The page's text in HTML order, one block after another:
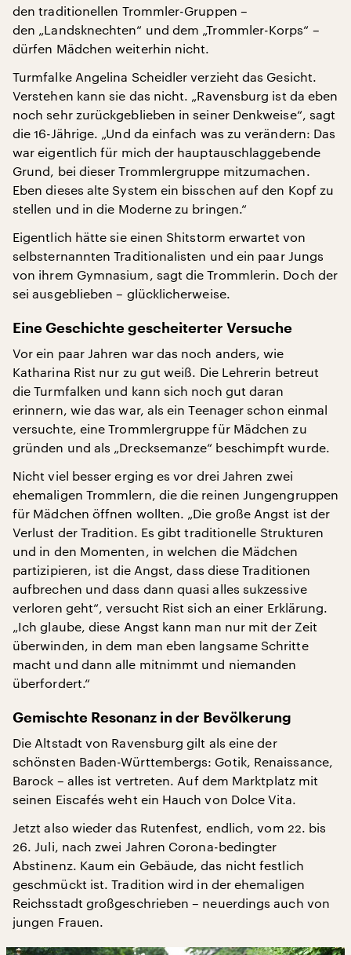
den traditionellen Trommler-Gruppen –
den „Landsknechten“ und dem „Trommler-Korps“ –
dürfen Mädchen weiterhin nicht.
Turmfalke Angelina Scheidler verzieht das Gesicht.
Verstehen kann sie das nicht. „Ravensburg ist da eben
noch sehr zurückgeblieben in seiner Denkweise“, sagt
die 16-Jährige. „Und da einfach was zu verändern: Das
war eigentlich für mich der hauptauschlaggebende
Grund, bei dieser Trommlergruppe mitzumachen.
Eben dieses alte System ein bisschen auf den Kopf zu
stellen und in die Moderne zu bringen.“
Eigentlich hätte sie einen Shitstorm erwartet von
selbsternannten Traditionalisten und ein paar Jungs
von ihrem Gymnasium, sagt die Trommlerin. Doch der
sei ausgeblieben – glücklicherweise.
Eine Geschichte gescheiterter Versuche
Vor ein paar Jahren war das noch anders, wie
Katharina Rist nur zu gut weiß. Die Lehrerin betreut
die Turmfalken und kann sich noch gut daran
erinnern, wie das war, als ein Teenager schon einmal
versuchte, eine Trommlergruppe für Mädchen zu
gründen und als „Drecksemanze“ beschimpft wurde.
Nicht viel besser erging es vor drei Jahren zwei
ehemaligen Trommlern, die die reinen Jungengruppen
für Mädchen öffnen wollten. „Die große Angst ist der
Verlust der Tradition. Es gibt traditionelle Strukturen
und in den Momenten, in welchen die Mädchen
partizipieren, ist die Angst, dass diese Traditionen
aufbrechen und dass dann quasi alles sukzessive
verloren geht“, versucht Rist sich an einer Erklärung.
„Ich glaube, diese Angst kann man nur mit der Zeit
überwinden, in dem man eben langsame Schritte
macht und dann alle mitnimmt und niemanden
überfordert.“
Gemischte Resonanz in der Bevölkerung
Die Altstadt von Ravensburg gilt als eine der
schönsten Baden-Württembergs: Gotik, Renaissance,
Barock – alles ist vertreten. Auf dem Marktplatz mit
seinen Eiscafés weht ein Hauch von Dolce Vita.
Jetzt also wieder das Rutenfest, endlich, vom 22. bis
26. Juli, nach zwei Jahren Corona-bedingter
Abstinenz. Kaum ein Gebäude, das nicht festlich
geschmückt ist. Tradition wird in der ehemaligen
Reichsstadt großgeschrieben – neuerdings auch von
jungen Frauen.